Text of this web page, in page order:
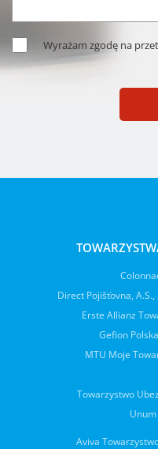
Wyrażam zgodę na
Direct Pojišťovna, A.S.,
Erste Allianz
Gefion
MTU Moje
Towarzystwo
Unum
Aviva